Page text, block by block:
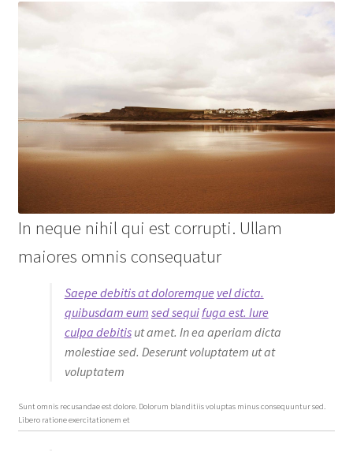
In neque nihil qui est corrupti. Ullam
maiores omnis consequatur
Saepe debitis at doloremque vel dicta.
quibusdam eum sed sequi fuga est. Iure
culpa debitisut amet. In ea aperiam dicta
molestiae sed. Deserunt voluptatem ut at
voluptatem
Sunt omnis recusandae est dolore. Dolorum blanditiis voluptas minus consequuntur sed.
Libero ratione exercitationem et